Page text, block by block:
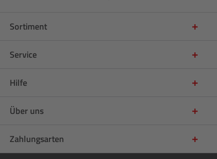
Sortiment
Service
Hilfe
Über uns
Zahlungsarten